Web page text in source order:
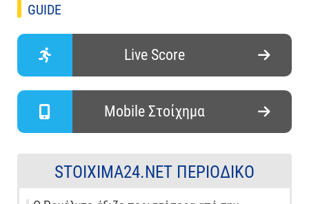
GUIDE
Live Score
Mobile Στοίχημα
STOIXIMA24.NET ΠΕΡΙΟΔΙΚΌ